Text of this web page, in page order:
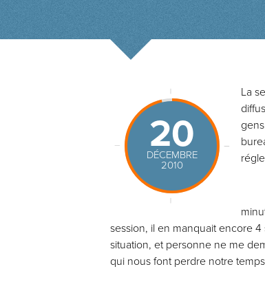
20
DÉCEMBRE
2010
La
session, il en manquait encore
situation, et personne ne me
qui nous font perdre notre